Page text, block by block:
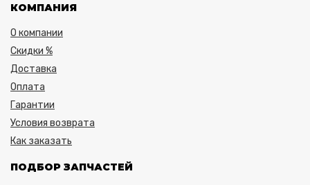
КОМПАНИЯ
О компании
Скидки %
Доставка
Оплата
Гарантии
Условия возврата
Как заказать
ПОДБОР ЗАПЧАСТЕЙ